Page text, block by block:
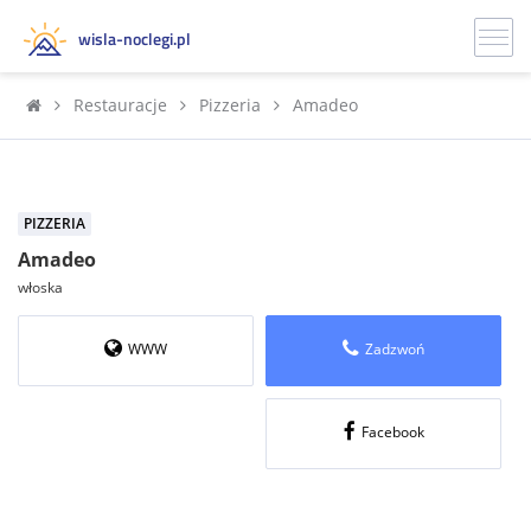
wisla-noclegi.pl
Restauracje Pizzeria Amadeo
PIZZERIA
Amadeo
włoska
Zadzwoń
WWW
Facebook